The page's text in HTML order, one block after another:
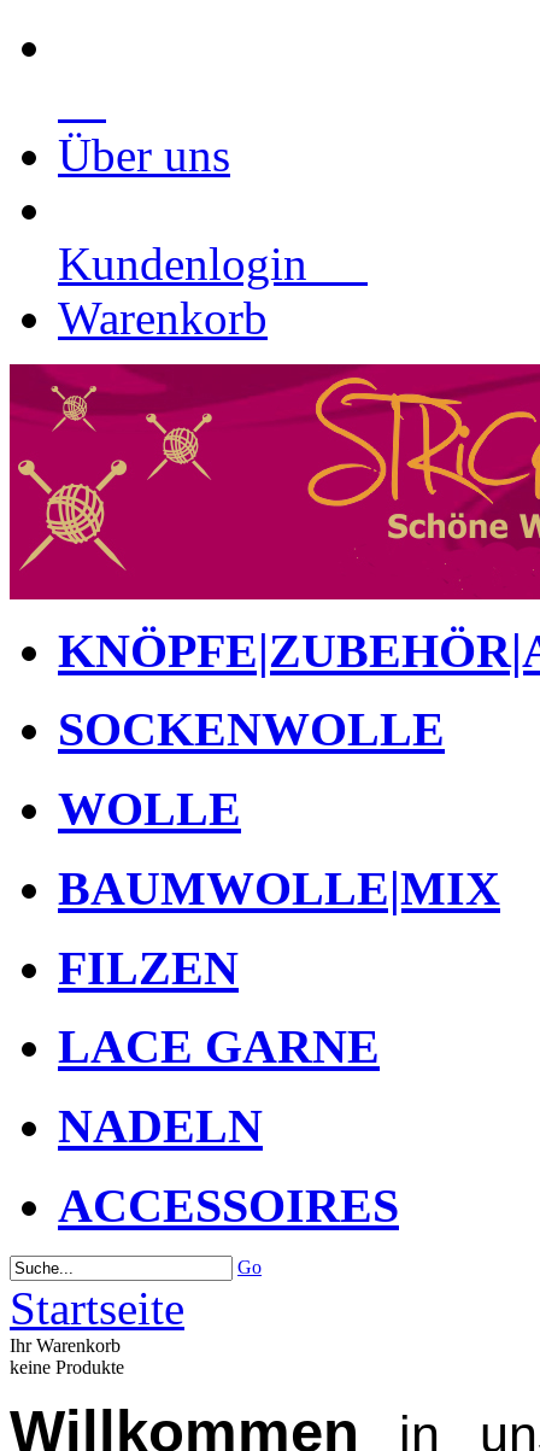
Über uns
Kundenlogin
Warenkorb
SOCKENWOLLE
WOLLE
BAUMWOLLE|MIX
FILZEN
LACE GARNE
NADELN
ACCESSOIRES
Go
Startseite
Ihr Warenkorb
keine Produkte
Willkommen in